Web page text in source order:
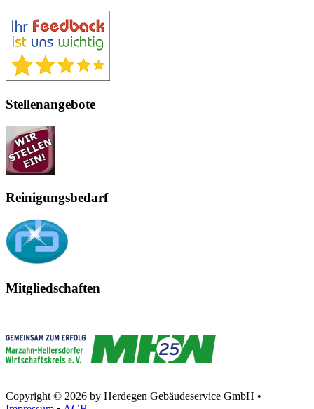
Stellenangebote
Reinigungsbedarf
Mitgliedschaften
Copyright © 2026 by Herdegen Gebäudeservice GmbH •